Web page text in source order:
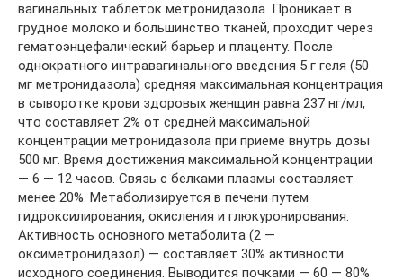
вагинальных таблеток метронидазола. Проникает в
грудное молоко и большинство тканей, проходит через
гематоэнцефалический барьер и плаценту. После
однократного интравагинального введения 5 г геля (50
мг метронидазола) средняя максимальная концентрация
в сыворотке крови здоровых женщин равна 237 нг/мл,
что составляет 2% от средней максимальной
концентрации метронидазола при приеме внутрь дозы
500 мг. Время достижения максимальной концентрации
— 6 — 12 часов. Связь с белками плазмы составляет
менее 20%. Метаболизируется в печени путем
гидроксилирования, окисления и глюкуронирования.
Активность основного метаболита (2 —
оксиметронидазол) — составляет 30% активности
исходного соединения. Выводится почками — 60 — 80%